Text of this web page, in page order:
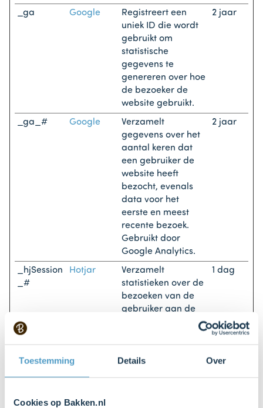
Toestemming Details Over
Cookies op Bakken.nl
_ga
Google
Registreert een
uniek ID die wordt
gebruikt om
statistische
gegevens te
genereren over hoe
de bezoeker de
website gebruikt.
2 jaar
_ga_# Google
Verzamelt
gegevens over het
aantal keren dat
een gebruiker de
website heeft
bezocht, evenals
data voor het
eerste en meest
recente bezoek.
Gebruikt door
Google Analytics.
2 jaar
_hjSession
_#
Hotjar
Verzamelt
statistieken over de
bezoeken van de
gebruiker aan de
de gemiddelde tijd
die op de website is
1 dag